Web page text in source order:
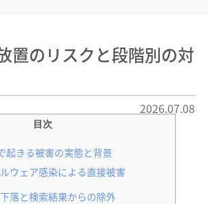
置のリスクと段階別の対
2026.07.08
目次
起きる被害の実態と背景
ウェア感染による直接被害
落と検索結果からの除外